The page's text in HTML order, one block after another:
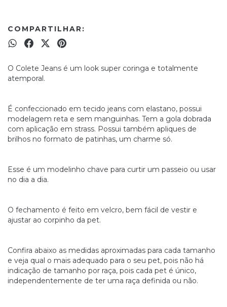
COMPARTILHAR:
O Colete Jeans é um look super coringa e totalmente
atemporal.
É confeccionado em tecido jeans com elastano, possui
modelagem reta e sem manguinhas. Tem a gola dobrada
com aplicação em strass. Possui também apliques de
brilhos no formato de patinhas, um charme só.
Esse é um modelinho chave para curtir um passeio ou usar
no dia a dia.
O fechamento é feito em velcro, bem fácil de vestir e
ajustar ao corpinho da pet.
Confira abaixo as medidas aproximadas para cada tamanho
e veja qual o mais adequado para o seu pet, pois não há
indicação de tamanho por raça, pois cada pet é único,
independentemente de ter uma raça definida ou não.